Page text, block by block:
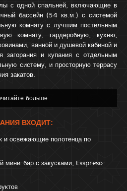
с одной спальней, включающие в
бассейн (54 кв.м.) с системой
комнату с лучшим постельным
комнату, гардеробную, кухню,
ванной и душевой кабиной и
и купания с отдельным
систему, и просторную террасу
закатов.
ВХОДИТ:
и освежающие полотенца по
мини-бар с закусками, Esspreso-